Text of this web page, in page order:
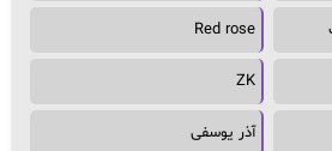
Red rose
ZK
آذر یوسفی